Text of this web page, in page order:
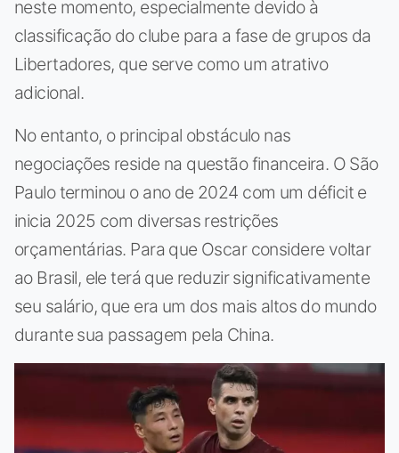
neste momento, especialmente devido à
classificação do clube para a fase de grupos da
Libertadores, que serve como um atrativo
adicional.
No entanto, o principal obstáculo nas
negociações reside na questão financeira. O São
Paulo terminou o ano de 2024 com um déficit e
inicia 2025 com diversas restrições
orçamentárias. Para que Oscar considere voltar
ao Brasil, ele terá que reduzir significativamente
seu salário, que era um dos mais altos do mundo
durante sua passagem pela China.